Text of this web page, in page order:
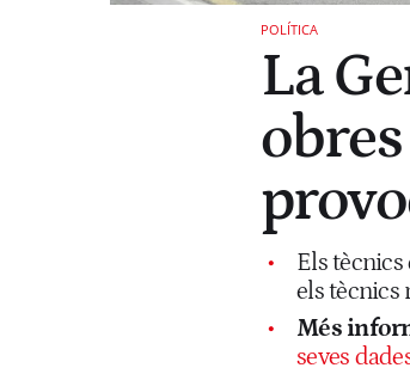
POLÍTICA
La
Els
els tècnics
Més
seves